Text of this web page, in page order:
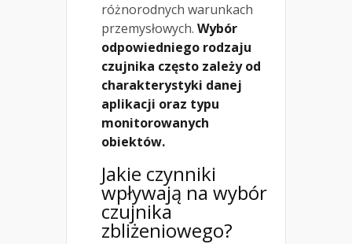
różnorodnych warunkach
przemysłowych. Wybór
odpowiedniego rodzaju
czujnika często zależy od
charakterystyki danej
aplikacji oraz typu
monitorowanych
obiektów.
Jakie czynniki
wpływają na wybór
czujnika
zbliżeniowego?